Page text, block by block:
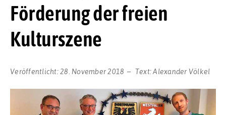
Förderung der freien
Kulturszene
Veröffentlicht:28. November 2018 Text:Alexander Völkel